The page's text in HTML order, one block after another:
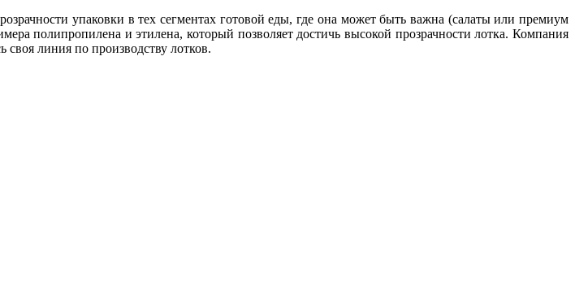
упаковки в тех сегментах готовой еды, где она может быть важна (салаты или премиум
полипропилена и этилена, который позволяет достичь высокой прозрачности лотка. Компания
линия по производству лотков.